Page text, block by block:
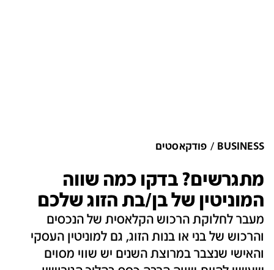
BUSINESS פודקאסטים
מתגרשים? בדקו כמה שווה
המוניטין של בן/בת הזוג שלכם
מעבר לחלוקת הרכוש הקלאסית של הנכסים
והרכוש של בני או בנות הזוג, גם למוניטין העסקי
והאישי שנצבר במרוצת השנים יש שווי מסוים